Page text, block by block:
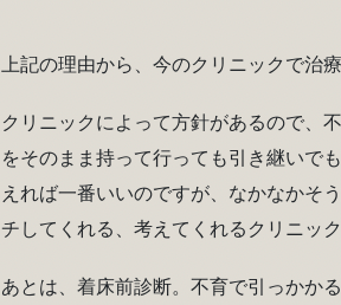
上記の理由から、今のクリニックで治
クリニックによって方針があるので、
をそのまま持って行っても引き継いで
えれば一番いいのですが、なかなかそ
チしてくれる、考えてくれるクリニッ
あとは、着床前診断。不育で引っかか